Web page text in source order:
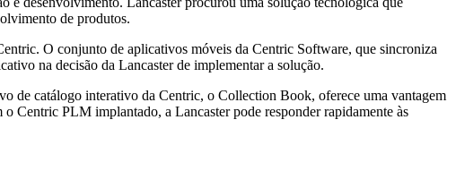
de produtos.
O conjunto de aplicativos móveis da Centric Software, que sincroniza
na decisão da Lancaster de implementar a solução.
de catálogo interativo da Centric, o Collection Book, oferece uma vantagem
Centric PLM implantado, a Lancaster pode responder rapidamente às